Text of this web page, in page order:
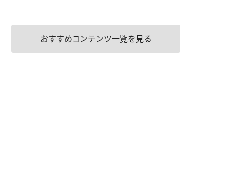
おすすめコンテンツ一覧を見る